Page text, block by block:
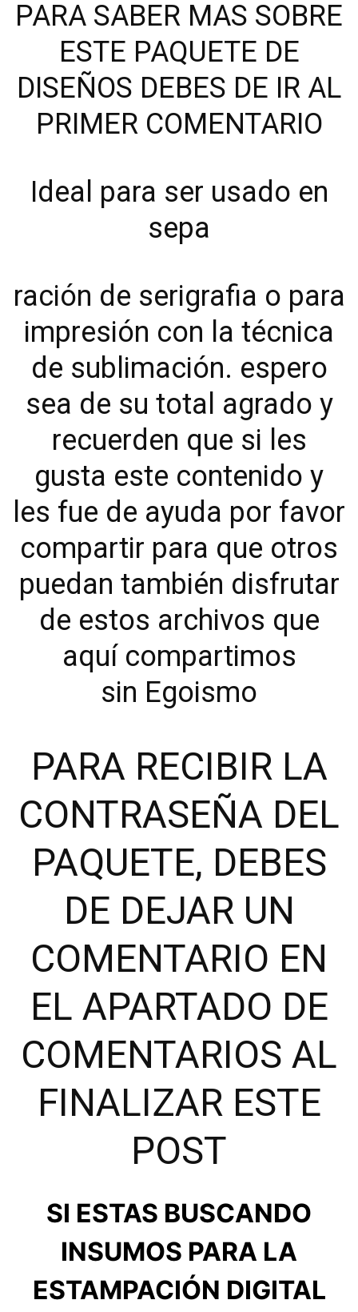
PARA SABER MAS SOBRE
ESTE PAQUETE DE
DISEÑOS DEBES DE IR AL
PRIMER COMENTARIO
Ideal para ser usado en
sepa
ración de serigrafia o para
impresión con la técnica
de sublimación. espero
sea de su total agrado y
recuerden que si les
gusta este contenido y
les fue de ayuda por favor
compartir para que otros
puedan también disfrutar
de estos archivos que
aquí compartimos
sin Egoismo
PARA RECIBIR LA
CONTRASEÑA DEL
PAQUETE, DEBES
DE DEJAR UN
COMENTARIO EN
EL APARTADO DE
COMENTARIOS AL
FINALIZAR ESTE
POST
SI ESTAS BUSCANDO
INSUMOS PARA LA
ESTAMPACIÓN DIGITAL